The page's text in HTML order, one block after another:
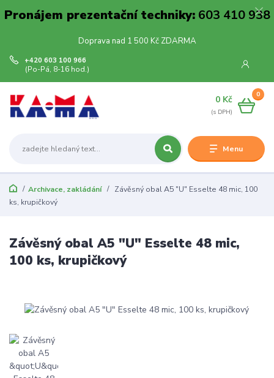
Pronájem prezentační techniky:603 410 938
Doprava nad 1 500 Kč ZDARMA
Menu
+420 603 100 966
(Po-Pá, 8-16 hod.)
0
0 Kč
Archivace, zakládání
Závěsný obal A5 "U" Esselte 48 mic, 100
ks, krupičkový
Závěsný obal A5 "U" Esselte 48 mic,
100 ks, krupičkový